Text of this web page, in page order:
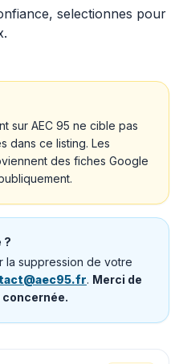
selectionnes pour
sur AEC 95 ne cible pas
dans ce listing. Les
des fiches Google
?
la suppression de votre
. Merci de